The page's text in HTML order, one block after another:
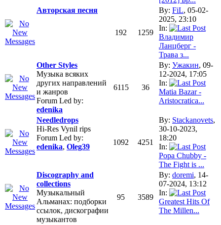
Авторская песня
192 1259
By: FiL, 05-02-
2025, 23:10
In:
Владимир
Ланцберг -
Трава з...
Other Styles
Музыка всяких
других направлений
и жанров
Forum Led by:
edenika
6115 36
By: Ужакин, 09-
12-2024, 17:05
In:
Matia Bazar -
Aristocratica...
Needledrops
Hi-Res Vynil rips
Forum Led by:
edenika, Oleg39
1092 4251
By: Stackanovets,
30-10-2023,
18:20
In:
Popa Chubby -
The Fight is ...
Discography and
collections
Музыкальный
Альманах: подборки
ссылок, дискографии
музыкантов
95 3589
By: doremi, 14-
07-2024, 13:12
In:
Greatest Hits Of
The Millen...